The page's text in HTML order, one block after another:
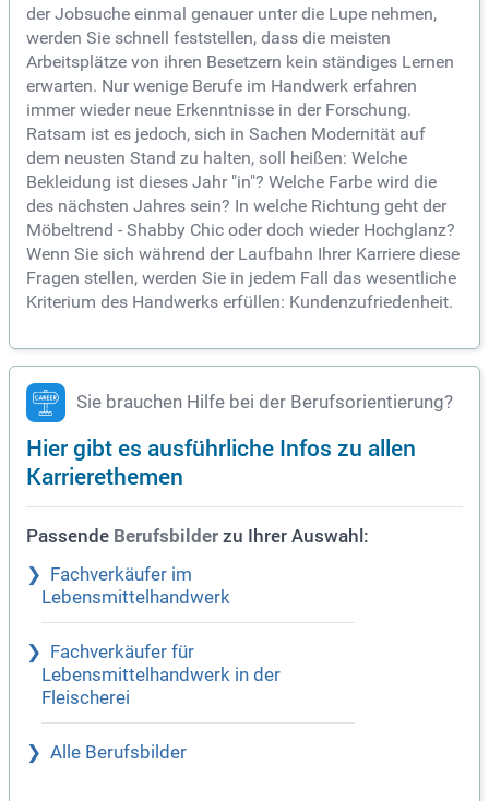
der Jobsuche einmal genauer unter die Lupe nehmen,
werden Sie schnell feststellen, dass die meisten
Arbeitsplätze von ihren Besetzern kein ständiges Lernen
erwarten. Nur wenige Berufe im Handwerk erfahren
immer wieder neue Erkenntnisse in der Forschung.
Ratsam ist es jedoch, sich in Sachen Modernität auf
dem neusten Stand zu halten, soll heißen: Welche
Bekleidung ist dieses Jahr "in"? Welche Farbe wird die
des nächsten Jahres sein? In welche Richtung geht der
Möbeltrend - Shabby Chic oder doch wieder Hochglanz?
Wenn Sie sich während der Laufbahn Ihrer Karriere diese
Fragen stellen, werden Sie in jedem Fall das wesentliche
Kriterium des Handwerks erfüllen: Kundenzufriedenheit.
Sie brauchen Hilfe bei der Berufsorientierung?
Hier gibt es ausführliche Infos zu allen
Karrierethemen
Passende Berufsbilder zu Ihrer Auswahl:
Fachverkäufer im
Lebensmittelhandwerk
Fachverkäufer für
Lebensmittelhandwerk in der
Fleischerei
Alle Berufsbilder